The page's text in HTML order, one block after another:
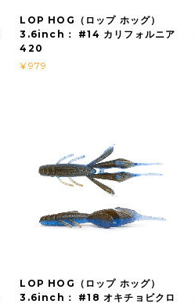
LOP HOG（ロップ ホッグ）
3.6inch： #14 カリフォルニア
420
¥979
LOP HOG（ロップ ホッグ）
3.6inch： #18 オキチョビクロ